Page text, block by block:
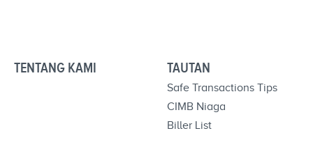
TENTANG KAMI TAUTAN
Safe Transactions Tips
CIMB Niaga
Biller List